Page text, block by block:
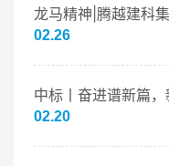
龙马精神|腾越建科
02.26
中标丨奋进谱新篇
02.20